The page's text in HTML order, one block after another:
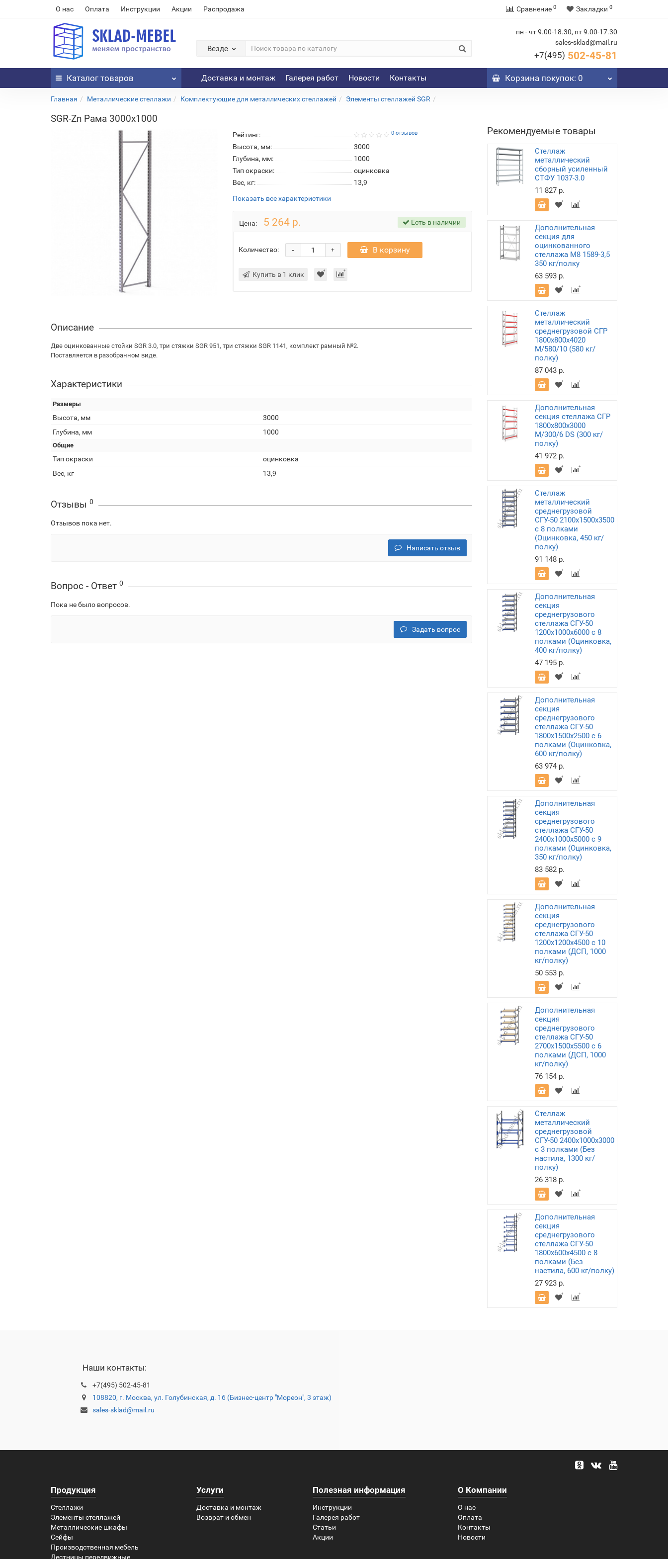
О нас Оплата Инструкции Акции Распродажа Сравнение 0 Закладки 0
Везде
пн - чт 9.00-18.30, пт 9.00-17.30
sales-sklad@mail.ru
+7(495) 502-45-81
Каталог товаров Доставка и монтаж Галерея работ Новости Контакты Корзинапокупок: 0
Главная Металлические стеллажи Комплектующие для металлических стеллажей Элементы стеллажей SGR
SGR-Zn Рама 3000x1000
Рейтинг: 0 отзывов
Высота, мм:
3000
Глубина, мм:
1000
Тип окраски:
оцинковка
Вес, кг:
13,9
Показать все характеристики
Цена: 5 264 р. Есть в наличии
Количество: +
- В корзину
Купить в 1 клик
Описание
Две оцинкованные стойки SGR 3.0, три стяжки SGR 951, три стяжки SGR 1141, комплект рамный №2.
Поставляется в разобранном виде.
Характеристики
Размеры
Высота, мм
3000
Глубина, мм
1000
Общие
Тип окраски
оцинковка
Вес, кг
13,9
Отзывы 0
Отзывов пока нет.
Написать отзыв
Вопрос - Ответ 0
Пока не было вопросов.
Задать вопрос
Рекомендуемые товары
Стеллаж
металлический
сборный усиленный
СТФУ 1037-3.0
11 827 р.
Дополнительная
секция для
оцинкованного
стеллажа М8 1589-3,5
350 кг/полку
63 593 р.
Стеллаж
металлический
среднегрузовой СГР
1800х800х4020
M/580/10 (580 кг/
полку)
87 043 р.
Дополнительная
секция стеллажа СГР
1800х800х3000
M/300/6 DS (300 кг/
полку)
41 972 р.
Стеллаж
металлический
среднегрузовой
СГУ-50 2100х1500х3500
с 8 полками
(Оцинковка, 450 кг/
полку)
91 148 р.
Дополнительная
секция
среднегрузового
стеллажа СГУ-50
1200х1000х6000 с 8
полками (Оцинковка,
400 кг/полку)
47 195 р.
Дополнительная
секция
среднегрузового
стеллажа СГУ-50
1800х1500х2500 с 6
полками (Оцинковка,
600 кг/полку)
63 974 р.
Дополнительная
секция
среднегрузового
стеллажа СГУ-50
2400х1000х5000 с 9
полками (Оцинковка,
350 кг/полку)
83 582 р.
Дополнительная
секция
среднегрузового
стеллажа СГУ-50
1200х1200х4500 с 10
полками (ДСП, 1000
кг/полку)
50 553 р.
Дополнительная
секция
среднегрузового
стеллажа СГУ-50
2700х1500х5500 с 6
полками (ДСП, 1000
кг/полку)
76 154 р.
Стеллаж
металлический
среднегрузовой
СГУ-50 2400х1000х3000
с 3 полками (Без
настила, 1300 кг/
полку)
26 318 р.
Дополнительная
секция
среднегрузового
стеллажа СГУ-50
1800х600х4500 с 8
полками (Без
настила, 600 кг/полку)
27 923 р.
Наши контакты:
+7(495) 502-45-81
108820, г. Москва, ул. Голубинская, д. 16 (Бизнес-центр "Мореон", 3 этаж)
sales-sklad@mail.ru
Продукция
Стеллажи
Элементы стеллажей
Металлические шкафы
Сейфы
Производственная мебель
Лестницы передвижные
Услуги
Доставка и монтаж
Возврат и обмен
Полезная информация
Инструкции
Галерея работ
Статьи
Акции
О Компании
О нас
Оплата
Контакты
Новости